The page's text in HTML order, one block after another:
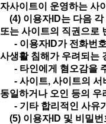
자사이트이 운영하는 사
(4) 이용자ID는 다음 각
또는 사이트의 직권으로
- 이용자ID가 전화번호
사생활 침해가 우려되는
- 타인에게 혐오감을
- 사이트, 사이트의 서
동일하거나 오인 등의 우
- 기타 합리적인 사유
(5) 이용자ID 및 비밀번